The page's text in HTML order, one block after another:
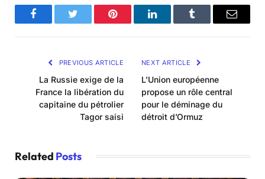
FacebookTwitter Pinterest LinkedInTumblr Email
PREVIOUS ARTICLE
La Russie exige de la
France la libération du
capitaine du pétrolier
Tagor saisi
NEXT ARTICLE
L’Union européenne
propose un rôle central
pour le déminage du
détroit d’Ormuz
Related Posts